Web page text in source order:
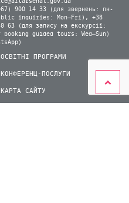
900 14 33 (для звернень: пн-
inquiries: Mon–Fri), +38
63 (для запису на екскурсії:
guided tours: Wed–Sun)
ОСВІТНІ ПРОГРАМИ
КОНФЕРЕНЦ-ПОСЛУГИ
КАРТА САЙТУ